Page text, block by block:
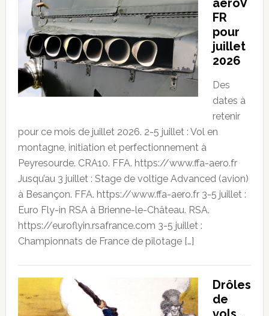
FR
pour
juillet
2026
Des
dates à
retenir
pour ce mois de juillet 2026. 2-5 juillet : Vol en
montagne, initiation et perfectionnement à
Peyresourde. CRA10. FFA. https://www.ffa-aero.fr
Jusqu’au 3 juillet : Stage de voltige Advanced (avion)
à Besançon. FFA. https://www.ffa-aero.fr 3-5 juillet :
Euro Fly-in RSA à Brienne-le-Château. RSA.
https://euroflyin.rsafrance.com 3-5 juillet :
Championnats de France de pilotage […]
Drôles
de